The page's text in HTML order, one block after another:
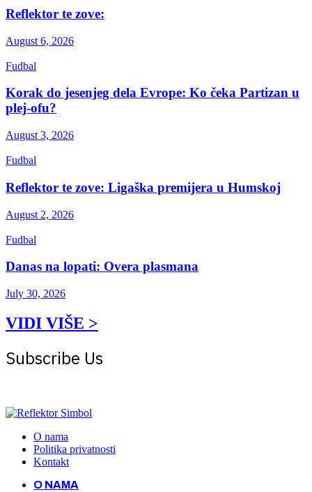
Reflektor te zove:
August 6, 2026
Fudbal
Korak do jesenjeg dela Evrope: Ko čeka Partizan u
plej-ofu?
August 3, 2026
Fudbal
Reflektor te zove: Ligaška premijera u Humskoj
August 2, 2026
Fudbal
Danas na lopati: Overa plasmana
July 30, 2026
VIDI VIŠE >
Subscribe Us
O nama
Politika privatnosti
Kontakt
O NAMA